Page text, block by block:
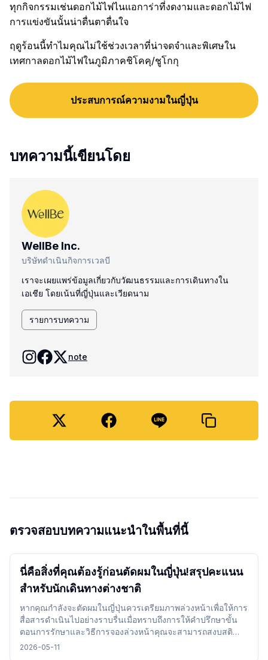
ทุกกิจกรรมเช่นดอกไม้ไฟไนแอการ่าที่งดงามและดอกไม้ไฟ
การแข่งขันนั้นน่าตื่นตาตื่นใจ
ฤดูร้อนนี้ทำไมคุณไม่ใช้ช่วงเวลาที่น่าจดจำและพิเศษใน
เทศกาลดอกไม้ไฟในภูมิภาคชิโคคุ/ชูโกกุ
ประสบการณ์ความงามในญี่ปุ่น
บทความนี้เขียนโดย
WellBe Inc.
บริษัทดำเนินกิจการเวลบี
เราจะเผยแพร่ข้อมูลเกี่ยวกับวัฒนธรรมและการเดินทางใน
เอเชีย โดยเน้นที่ญี่ปุ่นและเวียดนาม
รายการบทความ
note
ตรวจสอบบทความแนะนำในพื้นที่นี้
นี่คือสิ่งที่คุณต้องรู้ก่อนตัดผมในญี่ปุ่น!สรุปคะแนน
สำหรับนักเดินทางต่างชาติ
หากคุณกำลังจะตัดผมในญี่ปุ่นควรเตรียมภาพล่วงหน้าเพื่อให้การ
สื่อสารดำเนินไปอย่างราบรื่นเมื่อทราบถึงการให้คำปรึกษาขั้น
ตอนการรักษาและวิธีการจองล่วงหน้าคุณจะสามารถสงบสติ
อารมณ์และใช้ได้แม้ในขณะเดินทาง
2026-05-11